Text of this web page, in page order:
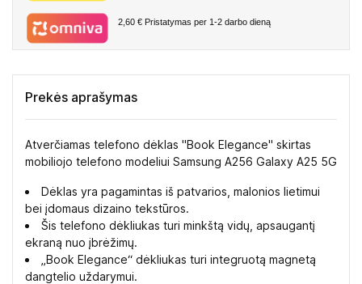
2,60 € Pristatymas per 1-2 darbo dieną
Prekės aprašymas
Atverčiamas telefono dėklas "Book Elegance" skirtas
mobiliojo telefono modeliui Samsung A256 Galaxy A25 5G
Dėklas yra pagamintas iš patvarios, malonios lietimui
bei įdomaus dizaino tekstūros.
Šis telefono dėkliukas turi minkštą vidų, apsaugantį
ekraną nuo įbrėžimų.
„Book Elegance“ dėkliukas turi integruotą magnetą
dangtelio uždarymui.